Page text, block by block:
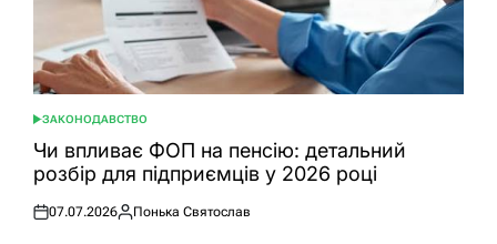
ОПУБЛІКУВАТИ
У
ЗАКОНОДАВСТВО
Чи впливає ФОП на пенсію: детальний
розбір для підприємців у 2026 році
Оприлюднено
07.07.2026
Опубліковано
Понька Святослав